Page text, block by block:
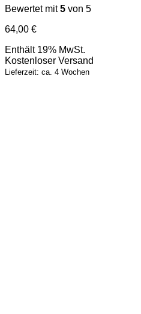
Bewertet mit5 von 5
64,00 €
Enthält 19% MwSt.
Kostenloser Versand
Lieferzeit: ca. 4 Wochen